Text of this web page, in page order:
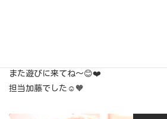
また遊びに来てね～😊❤️
担当加藤でした☺️🧡